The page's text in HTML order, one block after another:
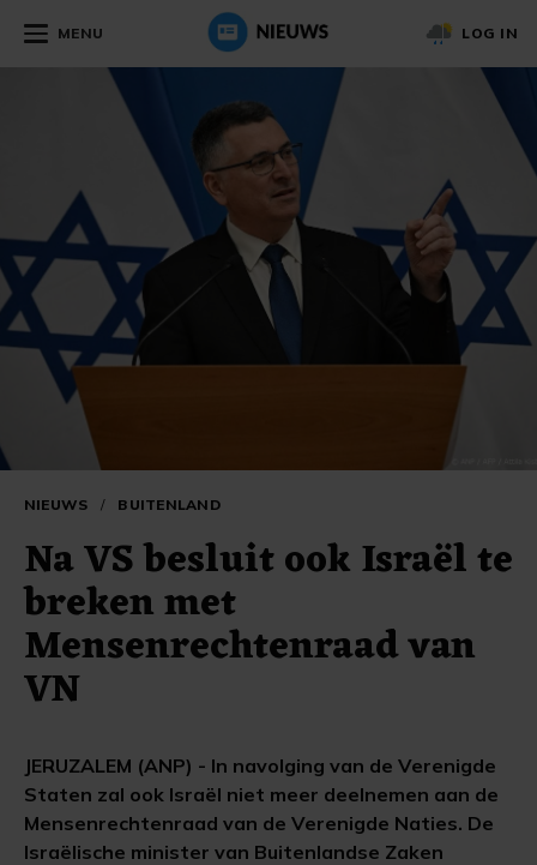
MENU LOG IN
NIEUWS / BUITENLAND
Na VS besluit ook Israël te
breken met
Mensenrechtenraad van
VN
JERUZALEM (ANP) - In navolging van de Verenigde
Staten zal ook Israël niet meer deelnemen aan de
Mensenrechtenraad van de Verenigde Naties. De
Israëlische minister van Buitenlandse Zaken